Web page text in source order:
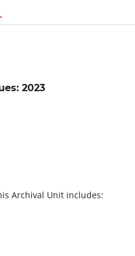
2023
Archival Unit includes: